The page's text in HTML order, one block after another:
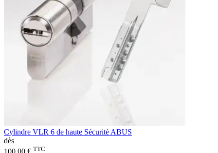
Cylindre VLR 6 de haute Sécurité ABUS
dès
TTC